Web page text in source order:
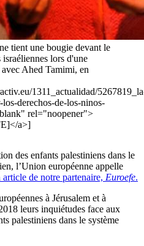
tient une bougie devant le
israéliennes lors d'une
Ahed Tamimi, en
1311_actualidad/
los-derechos-de-los-ninos-
rel="noopener">
a>]
des enfants palestiniens dans le
l’Union européenne appelle
de notre partenaire, Euroefe.
à Jérusalem et à
leurs inquiétudes face aux
palestiniens dans le système